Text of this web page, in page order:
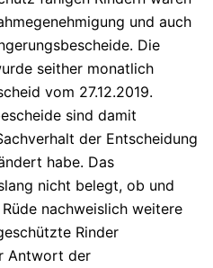
und auch
Die
seither monatlich
vom 27.12.2019.
sind damit
der Entscheidung
habe. Das
nicht belegt, ob und
nachweislich weitere
Rinder
Antwort der